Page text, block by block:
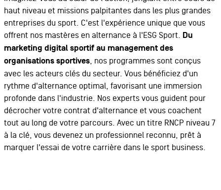
haut niveau et missions palpitantes dans les plus grandes
entreprises du sport. C'est l'expérience unique que vous
offrent nos mastères en alternance à l'ESG Sport. Du
marketing digital sportif au management des
organisations sportives, nos programmes sont conçus
avec les acteurs clés du secteur. Vous bénéficiez d'un
rythme d'alternance optimal, favorisant une immersion
profonde dans l'industrie. Nos experts vous guident pour
décrocher votre contrat d'alternance et vous coachent
tout au long de votre parcours. Avec un titre RNCP niveau 7
à la clé, vous devenez un professionnel reconnu, prêt à
marquer l'essai de votre carrière dans le sport business.